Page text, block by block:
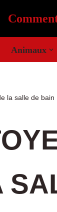
Animaux
la salle de bain